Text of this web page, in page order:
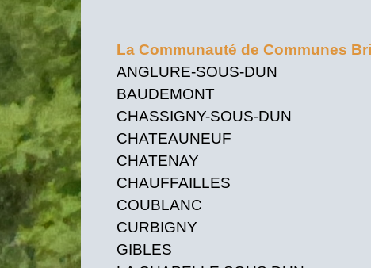
La Communauté de Communes
ANGLURE-SOUS-
CHASSIGNY-SOUS-
CHATENAY
CHAUFFAILLES
COUBLANC
CURBIGNY
GIBLES